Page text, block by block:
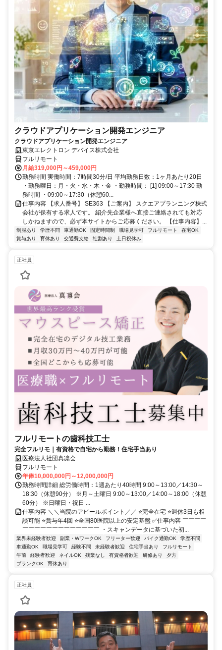
クラウドアプリケーション開発エンジニア
クラウドアプリケーション開発エンジニア
東京エレクトロン デバイス株式会社
フルリモート
月給319,000円～459,000円
勤務時間 実働時間：7時間30分/日 平均勤務日数：1ヶ月あたり20日
・勤務曜日：月・火・水・木・金 ・勤務時間： [1] 09:00～17:30 勤
務時間 ・09:00～17:30（休憩60...
仕事内容 【求人番号】 SE363 【ご案内】 スクエアプランニング株式
会社が保有する求人です。 紹介先企業様へ直接ご連絡されても対応
しかねますので、必ず本サイトからご応募ください。 【仕事内容】...
制服あり 学歴不問 車通勤OK 固定時間制 職場見学可 フルリモート
在宅OK
賞与あり
育休あり 交通費支給 社割あり 土日祝休み
正社員
フルリモートの歯科技工士
完全フルリモ｜有資格で自宅から勤務！住宅手当あり
医療法人社団真凛会
フルリモート
年俸10,000,000円～12,000,000円
勤務時間詳細 総労働時間：1週あたり40時間 9:00～13:00／14:30～
18:30（休憩90分） ※月～土曜日 9:00～13:00／14:00～18:00（休憩
60分） ※日曜日・祝日 ...
仕事内容 ＼＼当院のアピールポイント／／ ⭐完全在宅 ⭐週休3日も相
談可能 ⭐賞与年4回 ⭐全国80医院以上の安定基盤 ✅仕事内容 ￣￣￣￣
￣￣￣￣￣￣￣￣￣￣￣￣￣ ・スキャンデータに基づいた初...
業界未経験者歓迎 副業・WワークOK フリーター歓迎 バイク通勤OK
学歴不問
車通勤OK
職場見学可 経験不問 未経験者歓迎 住宅手当あり
フルリモート
午前
経験者歓迎 ネイルOK 残業なし 有資格者歓迎 研修あり
夕方
ブランクOK
育休あり
正社員